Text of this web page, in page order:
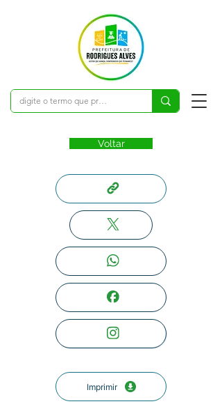
Voltar
Imprimir